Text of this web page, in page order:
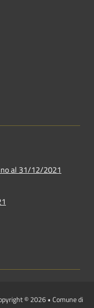
al 31/12/2021
© 2026 • Comune di